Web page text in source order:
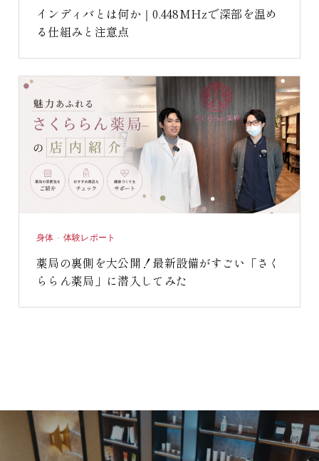
インディバとは何か｜0.448MHzで深部を温め
る仕組みと注意点
身体 · 体験レポート
薬局の裏側を大公開！最新設備がすごい「さく
ららん薬局」に潜入してみた